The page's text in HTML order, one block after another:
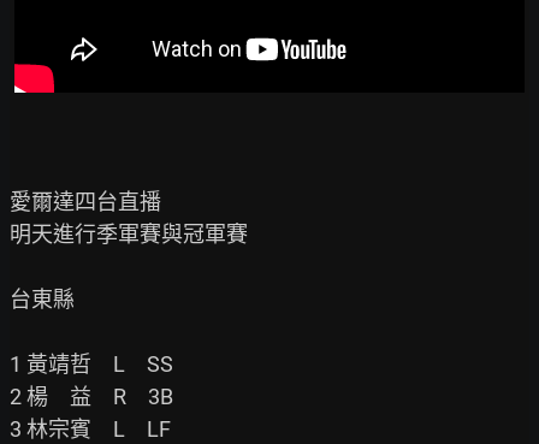
愛爾達四台直播
明天進行季軍賽與冠軍賽
台東縣
1 黃靖哲　L　SS
2 楊　益　R　3B
3 林宗賓　L　LF